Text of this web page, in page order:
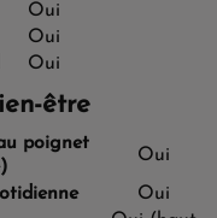
Oui
Oui
Oui
être
poignet
Oui
Oui